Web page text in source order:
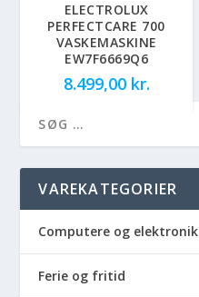
ELECTROLUX
PERFECTCARE 700
VASKEMASKINE
EW7F6669Q6
8.499,00 kr.
VAREKATEGORIER
Computere og elektronik
Ferie og fritid